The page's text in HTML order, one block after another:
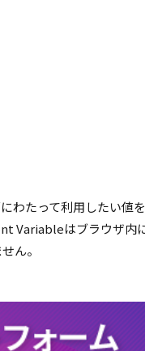
わたって利用したい値
Variableはブラウザ内
ん。